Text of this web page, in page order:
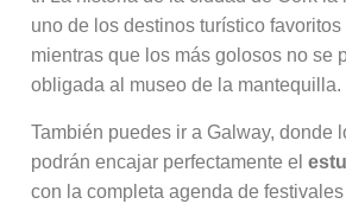
uno de los destinos turístico favoritos
mientras que los más golosos no se
obligada al museo de la mantequilla.
También puedes ir a Galway, donde
podrán encajar perfectamente el
con la completa agenda de